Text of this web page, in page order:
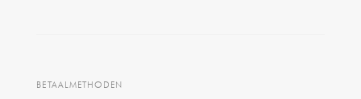
BETAALMETHODEN